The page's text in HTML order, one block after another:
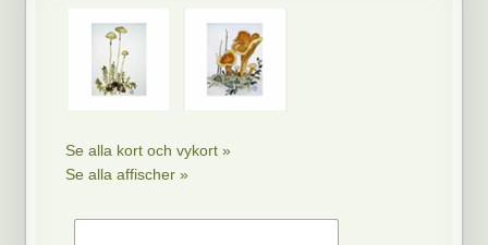
Se alla kort och vykort »
Se alla affischer »